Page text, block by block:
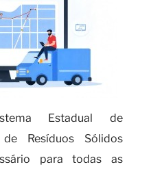
Estadual de
de Resíduos Sólidos
para todas as